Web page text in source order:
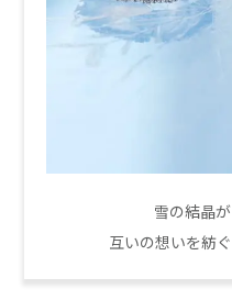
雪の結晶
互いの想いを紡